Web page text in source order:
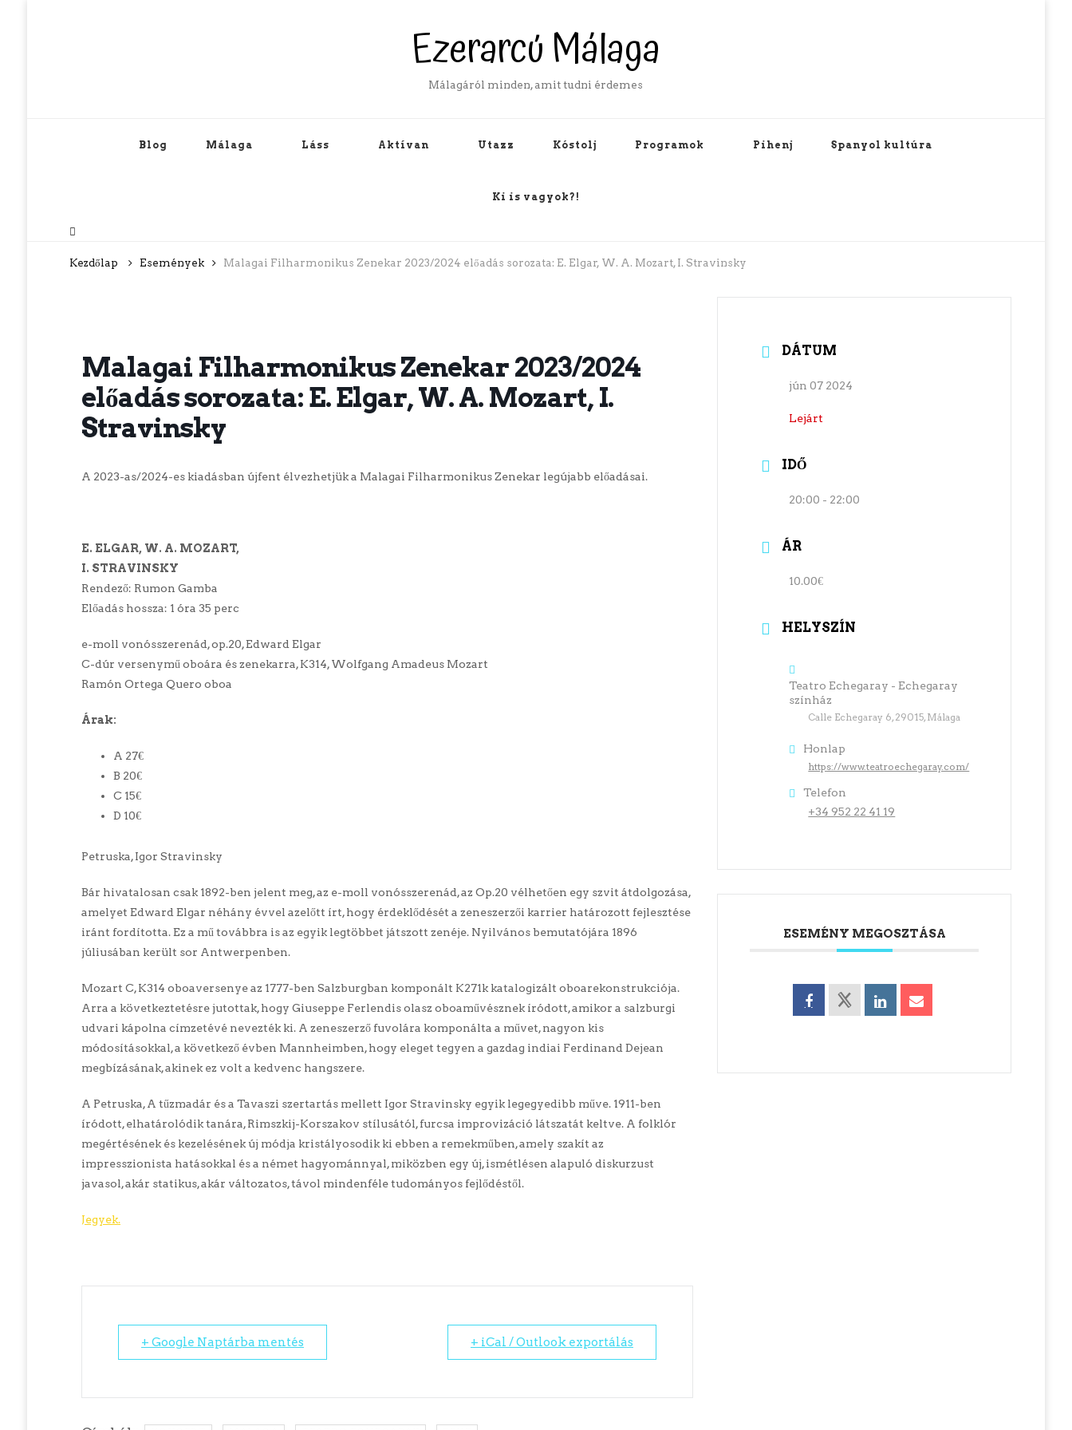
Ezerarcú Málaga
Málagáról minden, amit tudni érdemes
Blog Málaga Láss Aktívan Utazz Kóstolj Programok Pihenj Spanyol kultúra
Ki is vagyok?!
Kezdőlap Események Malagai Filharmonikus Zenekar 2023/2024 előadás sorozata: E. Elgar, W. A. Mozart, I. Stravinsky
Malagai Filharmonikus Zenekar 2023/2024
előadás sorozata: E. Elgar, W. A. Mozart, I.
Stravinsky
A 2023-as/2024-es kiadásban újfent élvezhetjük a Malagai Filharmonikus Zenekar legújabb előadásai.
E. ELGAR, W. A. MOZART,
I. STRAVINSKY
Rendező: Rumon Gamba
Előadás hossza: 1 óra 35 perc
e-moll vonósszerenád, op.20, Edward Elgar
C-dúr versenymű oboára és zenekarra, K314, Wolfgang Amadeus Mozart
Ramón Ortega Quero oboa
Árak:
A 27€
B 20€
C 15€
D 10€
Petruska, Igor Stravinsky
Bár hivatalosan csak 1892-ben jelent meg, az e-moll vonósszerenád, az Op.20 vélhetően egy szvit átdolgozása,
amelyet Edward Elgar néhány évvel azelőtt írt, hogy érdeklődését a zeneszerzői karrier határozott fejlesztése
iránt fordította. Ez a mű továbbra is az egyik legtöbbet játszott zenéje. Nyilvános bemutatójára 1896
júliusában került sor Antwerpenben.
Mozart C, K314 oboaversenye az 1777-ben Salzburgban komponált K271k katalogizált oboarekonstrukciója.
Arra a következtetésre jutottak, hogy Giuseppe Ferlendis olasz oboaművésznek íródott, amikor a salzburgi
udvari kápolna címzetévé nevezték ki. A zeneszerző fuvolára komponálta a művet, nagyon kis
módosításokkal, a következő évben Mannheimben, hogy eleget tegyen a gazdag indiai Ferdinand Dejean
megbízásának, akinek ez volt a kedvenc hangszere.
A Petruska, A tűzmadár és a Tavaszi szertartás mellett Igor Stravinsky egyik legegyedibb műve. 1911-ben
íródott, elhatárolódik tanára, Rimszkij-Korszakov stílusától, furcsa improvizáció látszatát keltve. A folklór
megértésének és kezelésének új módja kristályosodik ki ebben a remekműben, amely szakít az
impresszionista hatásokkal és a német hagyománnyal, miközben egy új, ismétlésen alapuló diskurzust
javasol, akár statikus, akár változatos, távol mindenféle tudományos fejlődéstől.
Jegyek.
+ Google Naptárba mentés + iCal / Outlook exportálás
DÁTUM
jún 07 2024
Lejárt
IDŐ
20:00 - 22:00
ÁR
10.00€
HELYSZÍN
Teatro Echegaray - Echegaray
színház
Calle Echegaray 6, 29015, Málaga
Honlap
https://www.teatroechegaray.com/
Telefon
+34 952 22 41 19
ESEMÉNY MEGOSZTÁSA